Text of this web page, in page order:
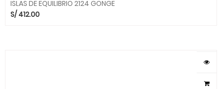
ISLAS DE EQUILIBRIO 2124 GONGE
S/ 412.00